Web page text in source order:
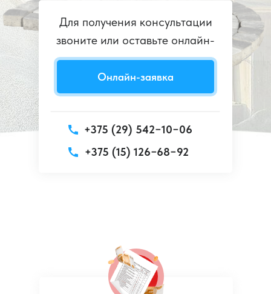
Для получения консультации
звоните или оставьте онлайн-
заявку
+375 (29) 542−10−06
+375 (15) 126−68−92
Онлайн-заявка